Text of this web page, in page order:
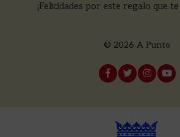
¡Felicidades por este regalo que
© 2026 A Punto